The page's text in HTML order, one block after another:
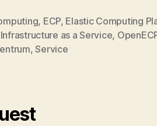
, ECP, Elastic Computing
Infrastructure as a Service,
,Service